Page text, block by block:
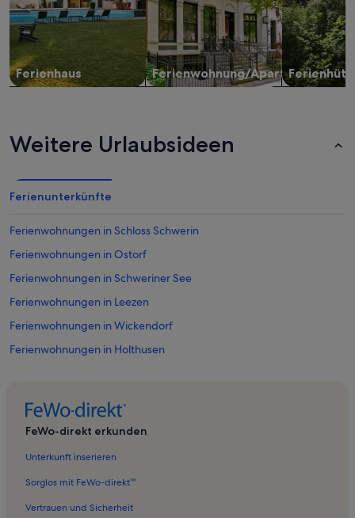
Ferienhaus Ferienwohnung/Apartment
Weitere Urlaubsideen
Ferienunterkünfte
Ferienwohnungen in Schloss Schwerin
Ferienwohnungen in Ostorf
Ferienwohnungen in Schweriner See
Ferienwohnungen in Leezen
Ferienwohnungen in Wickendorf
Ferienwohnungen in Holthusen
Ferienwohnungen in Pingelshagen
Ferienwohnungen in Schelfstadt
FeWo-direkt erkunden
Unterkunft inserieren
Sorglos mit FeWo-direkt™
Vertrauen und Sicherheit